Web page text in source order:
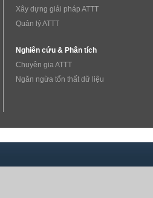
Xây dựng giải pháp ATTT
Quản lý ATTT
Nghiên cứu & Phân tích
Chuyên gia ATTT
Ngăn ngừa tổn thất dữ liệu